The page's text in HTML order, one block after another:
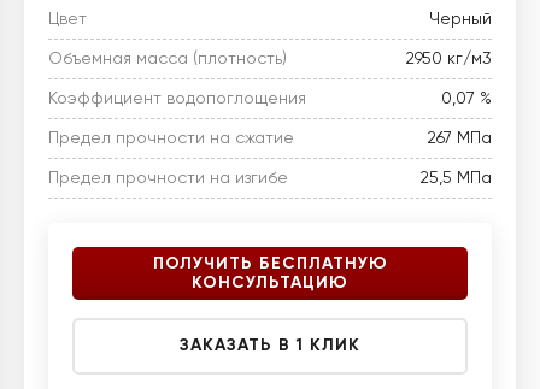
Цвет Черный
Объемная масса (плотность) 2950 кг/м3
Коэффициент водопоглощения 0,07 %
Предел прочности на сжатие 267 МПа
Предел прочности на изгибе 25,5 МПа
ПОЛУЧИТЬ БЕСПЛАТНУЮ
КОНСУЛЬТАЦИЮ
ЗАКАЗАТЬ В 1 КЛИК